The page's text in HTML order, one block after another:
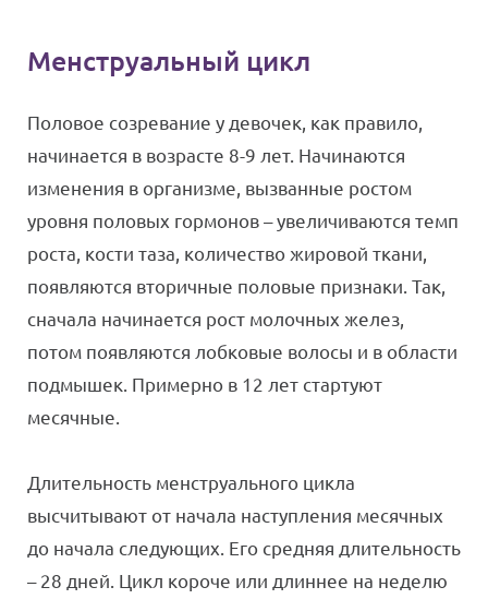
Менструальный цикл
Половое созревание у девочек, как правило,
начинается в возрасте 8-9 лет. Начинаются
изменения в организме, вызванные ростом
уровня половых гормонов – увеличиваются темп
роста, кости таза, количество жировой ткани,
появляются вторичные половые признаки. Так,
сначала начинается рост молочных желез,
потом появляются лобковые волосы и в области
подмышек. Примерно в 12 лет стартуют
месячные.
Длительность менструального цикла
высчитывают от начала наступления месячных
до начала следующих. Его средняя длительность
– 28 дней. Цикл короче или длиннее на неделю